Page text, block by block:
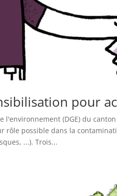
pour
l'environnement (DGE) du
rôle possible dans la
...). Trois...